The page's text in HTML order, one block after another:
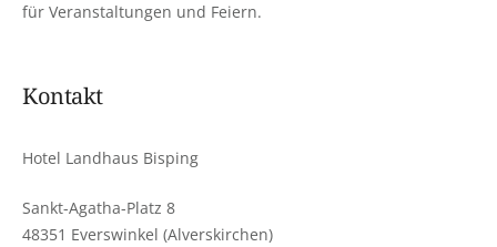
für Veranstaltungen und Feiern.
Kontakt
Hotel Landhaus Bisping
Sankt-Agatha-Platz 8
48351 Everswinkel (Alverskirchen)